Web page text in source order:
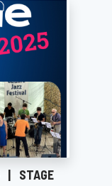
| STAGE